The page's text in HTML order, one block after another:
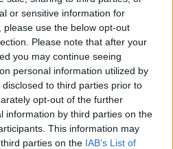
or sensitive information for
use the below opt-out
Please note that after your
you may continue seeing
personal information utilized by
to third parties prior to
opt-out of the further
information by third parties on the
This information may
parties on the IAB’s List of
Ufficio Tributi
nel settore del Turismo per
2021-2027